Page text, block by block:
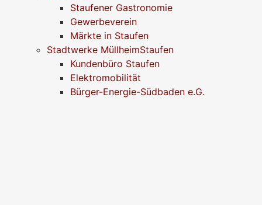
Staufener Gastronomie
Gewerbeverein
Märkte in Staufen
Stadtwerke MüllheimStaufen
Kundenbüro Staufen
Elektromobilität
Bürger-Energie-Südbaden e.G.